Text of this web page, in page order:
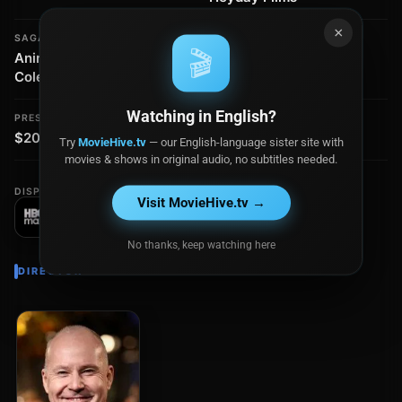
SAGA / COLECCIÓN
Animales fantásticos -
Colección
CLASIFICACIÓN
PG-13
PRESUPUESTO
$200.0 millones
RECAUDACIÓN
$654.9 millones
DISPONIBLE EN
DIRECTOR
×
🎬
Watching in English?
Try MovieHive.tv— our English-language sister site with
movies & shows in original audio, no subtitles needed.
Visit MovieHive.tv →
No thanks, keep watching here